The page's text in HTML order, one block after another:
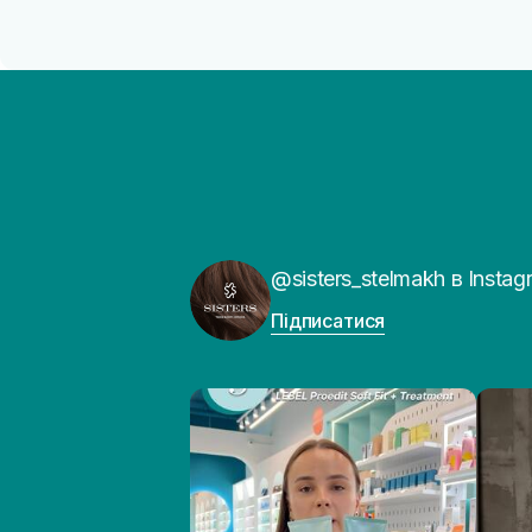
@sisters_stelmakh в
Підписатися